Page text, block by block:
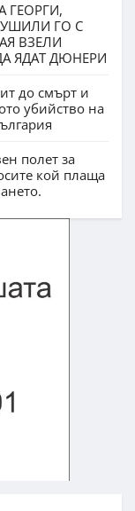
ГЕОРГИ,
ГО С
ВЗЕЛИ
ЯДАТ ДЮНЕРИ
до смърт и
убийство на
полет за
кой плаща